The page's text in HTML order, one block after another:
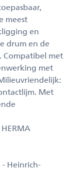
meest
en
drum en de
Compatibel met
met
Met
- Heinrich-